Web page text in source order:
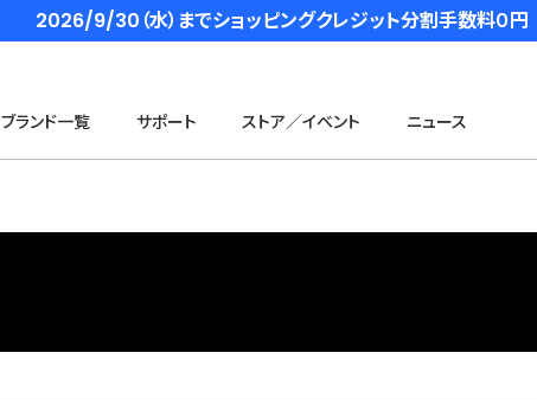
2026/9/30（水）までショッピングクレジット分割手数料０円
ブランド一覧 サポート ストア／イベント ニュース